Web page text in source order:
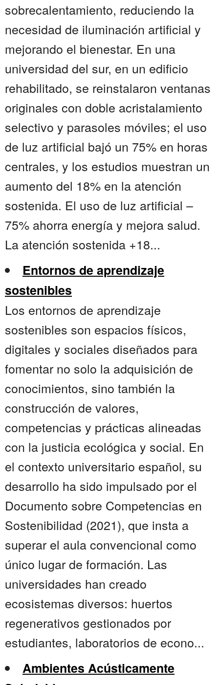
sobrecalentamiento, reduciendo la
necesidad de iluminación artificial y
mejorando el bienestar. En una
universidad del sur, en un edificio
rehabilitado, se reinstalaron ventanas
originales con doble acristalamiento
selectivo y parasoles móviles; el uso
de luz artificial bajó un 75% en horas
centrales, y los estudios muestran un
aumento del 18% en la atención
sostenida. El uso de luz artificial –
75% ahorra energía y mejora salud.
La atención sostenida +18...
Entornos de aprendizaje
sostenibles
Los entornos de aprendizaje
sostenibles son espacios físicos,
digitales y sociales diseñados para
fomentar no solo la adquisición de
conocimientos, sino también la
construcción de valores,
competencias y prácticas alineadas
con la justicia ecológica y social. En
el contexto universitario español, su
desarrollo ha sido impulsado por el
Documento sobre Competencias en
Sostenibilidad (2021), que insta a
superar el aula convencional como
único lugar de formación. Las
universidades han creado
ecosistemas diversos: huertos
regenerativos gestionados por
estudiantes, laboratorios de econo...
Ambientes Acústicamente